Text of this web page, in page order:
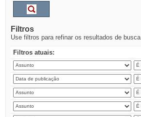
Filtros
Use filtros para refinar os resultados de busca.
Filtros atuais: